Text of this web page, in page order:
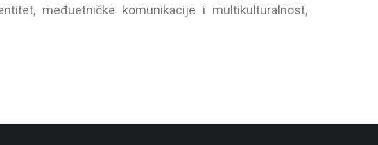
međuetničke komunikаcije i multikulturаlnost,